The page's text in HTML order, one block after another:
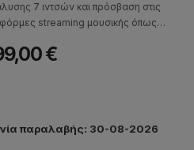
7 ιντσών και πρόσβαση στις
streaming μουσικής όπως
SC Live 4 λειτουργεί αυτόνομα
€
παραλαβής: 30-08-2026